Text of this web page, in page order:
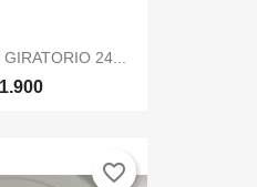
24...
favorite_border